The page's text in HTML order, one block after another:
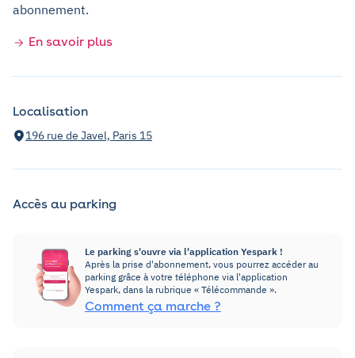
abonnement.
En savoir plus
Localisation
196 rue de Javel, Paris 15
Accès au parking
Le parking s'ouvre via l'application Yespark !
Après la prise d'abonnement, vous pourrez accéder au
parking grâce à votre téléphone via l'application
Yespark, dans la rubrique « Télécommande ».
Comment ça marche ?